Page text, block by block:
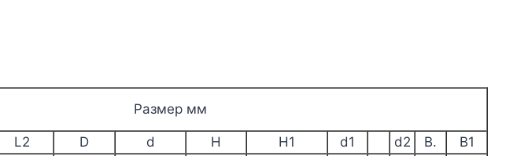
Размер мм
L2 D d H H1 d1 d2 В.
В1